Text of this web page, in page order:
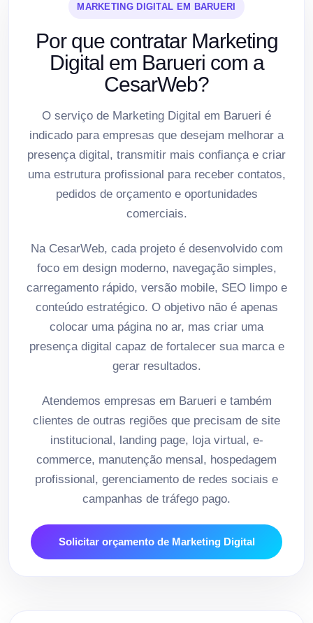
MARKETING DIGITAL EM BARUERI
Por que contratar Marketing
Digital em Barueri com a
CesarWeb?
O serviço de Marketing Digital em Barueri é
indicado para empresas que desejam melhorar a
presença digital, transmitir mais confiança e criar
uma estrutura profissional para receber contatos,
pedidos de orçamento e oportunidades
comerciais.
Na CesarWeb, cada projeto é desenvolvido com
foco em design moderno, navegação simples,
carregamento rápido, versão mobile, SEO limpo e
conteúdo estratégico. O objetivo não é apenas
colocar uma página no ar, mas criar uma
presença digital capaz de fortalecer sua marca e
gerar resultados.
Atendemos empresas em Barueri e também
clientes de outras regiões que precisam de site
institucional, landing page, loja virtual, e-
commerce, manutenção mensal, hospedagem
profissional, gerenciamento de redes sociais e
campanhas de tráfego pago.
Solicitar orçamento de Marketing Digital